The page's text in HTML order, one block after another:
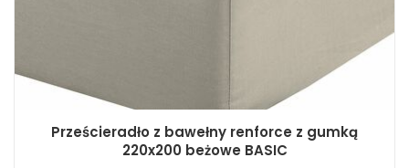
Prześcieradło z bawełny renforce z gumką
220x200 beżowe BASIC